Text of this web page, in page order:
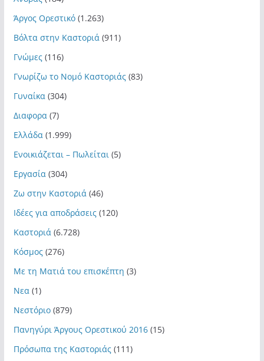
Άργος Ορεστικό(1.263)
Βόλτα στην Καστοριά (911)
Γνώμες(116)
Γνωρίζω το Νομό Καστοριάς(83)
Γυναίκα (304)
Διαφορα (7)
Ελλάδα (1.999)
Ενοικιάζεται – Πωλείται (5)
Εργασία (304)
Ζω στην Καστοριά (46)
Ιδέες για αποδράσεις(120)
Καστοριά (6.728)
Κόσμος(276)
Με τη Ματιά του επισκέπτη (3)
Νεα (1)
Νεστόριο(879)
Πανηγύρι Άργους Ορεστικού 2016(15)
Πρόσωπα της Καστοριάς(111)